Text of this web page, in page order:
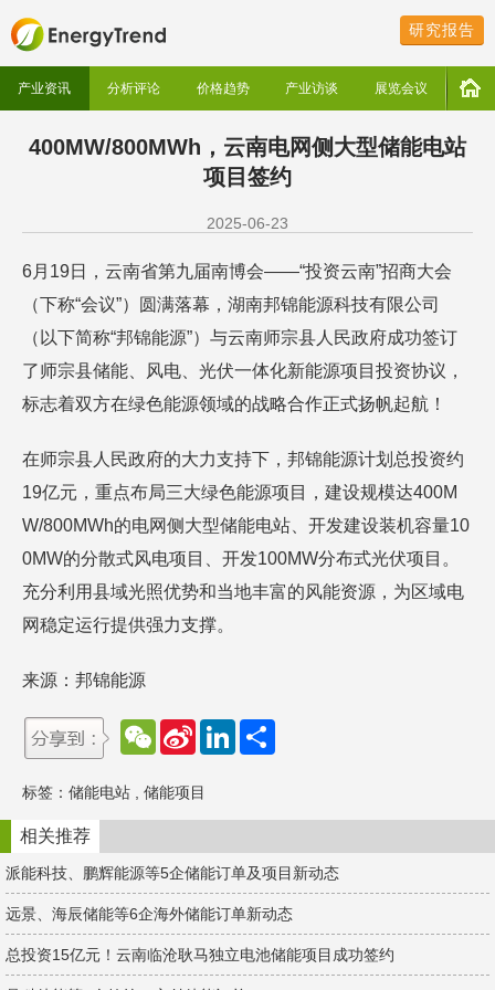
研究报告
产业资讯 分析评论 价格趋势 产业访谈 展览会议
400MW/800MWh，云南电网侧大型储能电站
项目签约
2025-06-23
6月19日，云南省第九届南博会——“投资云南”招商大会
（下称“会议”）圆满落幕，湖南邦锦能源科技有限公司
（以下简称“邦锦能源”）与云南师宗县人民政府成功签订
了师宗县储能、风电、光伏一体化新能源项目投资协议，
标志着双方在绿色能源领域的战略合作正式扬帆起航！
在师宗县人民政府的大力支持下，邦锦能源计划总投资约
19亿元，重点布局三大绿色能源项目，建设规模达400M
W/800MWh的电网侧大型储能电站、开发建设装机容量10
0MW的分散式风电项目、开发100MW分布式光伏项目。
充分利用县域光照优势和当地丰富的风能资源，为区域电
网稳定运行提供强力支撑。
来源：邦锦能源
W
e
h
a
t
S
W
e
b
o
L
d
n
标签： 储能电站 储能项目
相关推荐
派能科技、鹏辉能源等5企储能订单及项目新动态
远景、海辰储能等6企海外储能订单新动态
总投资15亿元！云南临沧耿马独立电池储能项目成功签约